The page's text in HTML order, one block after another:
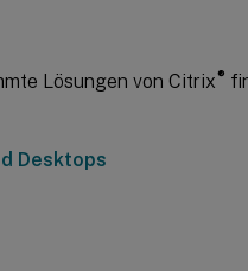
Lösungen von Citrix®
Desktops